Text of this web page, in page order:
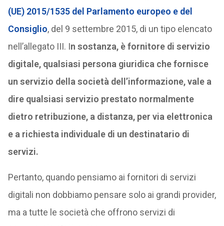
(UE) 2015/1535 del Parlamento europeo e del
Consiglio, del 9 settembre 2015, di un tipo elencato
nell’allegato III. In sostanza, è fornitore di servizio
digitale, qualsiasi persona giuridica che fornisce
un servizio della società dell’informazione, vale a
dire qualsiasi servizio prestato normalmente
dietro retribuzione, a distanza, per via elettronica
e a richiesta individuale di un destinatario di
servizi.
Pertanto, quando pensiamo ai fornitori di servizi
digitali non dobbiamo pensare solo ai grandi provider,
ma a tutte le società che offrono servizi di